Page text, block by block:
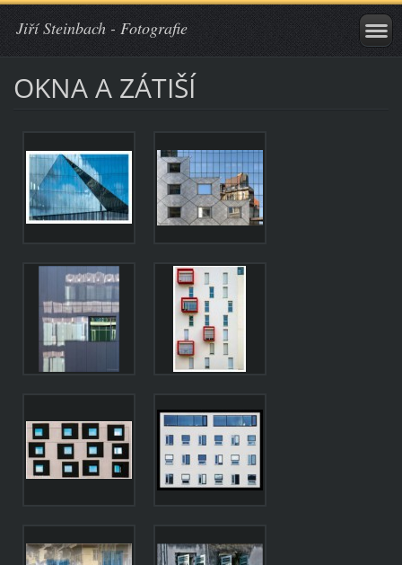
Jiří Steinbach - Fotografie
OKNA A ZÁTIŠÍ